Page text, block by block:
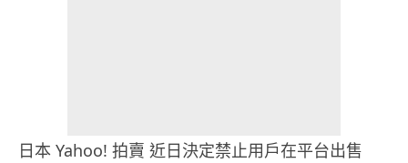
日本 Yahoo! 拍賣 近日決定禁止用戶在平台出售